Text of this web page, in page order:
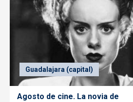
Guadalajara (capital)
Agosto de cine. La novia de